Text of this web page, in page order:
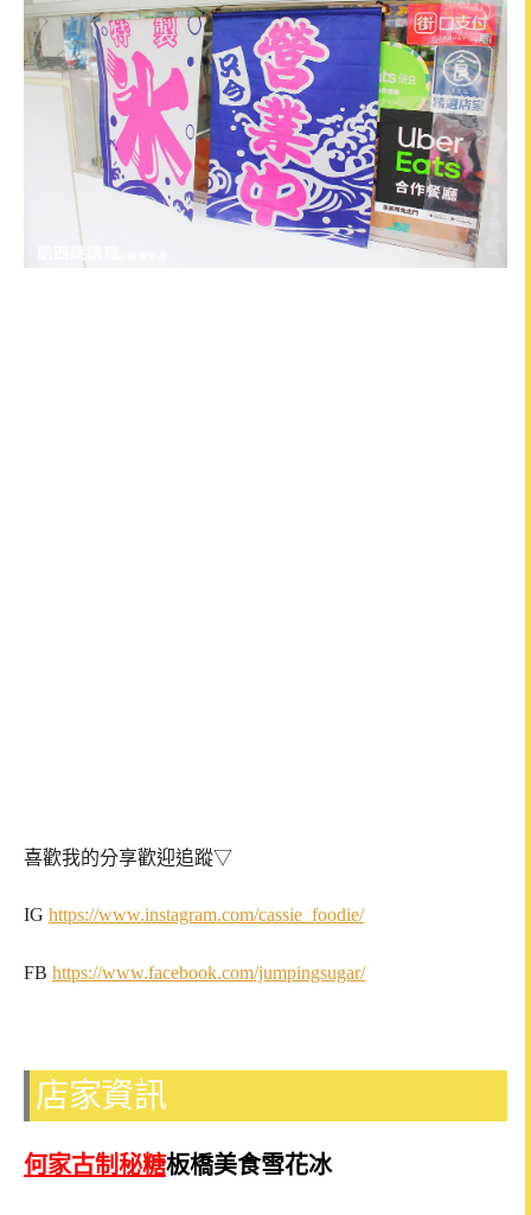
喜歡我的分享歡迎追蹤▽
IG https://www.instagram.com/cassie_foodie/
FB https://www.facebook.com/jumpingsugar/
店家資訊
何家古制秘糖板橋美食雪花冰